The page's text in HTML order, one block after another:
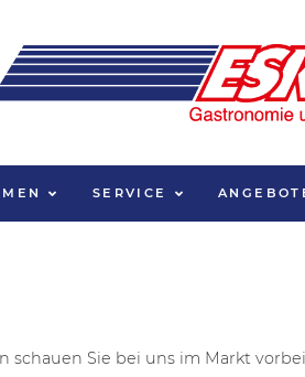
SERVICE
schauen Sie bei uns im Markt